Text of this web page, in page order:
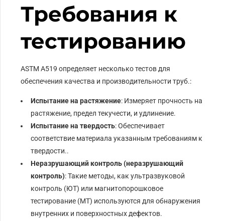
Требования к
тестированию
ASTM A519 определяет несколько тестов для
обеспечения качества и производительности труб.:
Испытание на растяжение: Измеряет прочность на
растяжение, предел текучести, и удлинение.
Испытание на твердость: Обеспечивает
соответствие материала указанным требованиям к
твердости..
Неразрушающий контроль (неразрушающий
контроль): Такие методы, как ультразвуковой
контроль (ЮТ) или магнитопорошковое
тестирование (МТ) используются для обнаружения
внутренних и поверхностных дефектов.